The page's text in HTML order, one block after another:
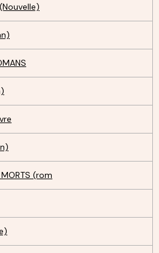
MORTS (rom